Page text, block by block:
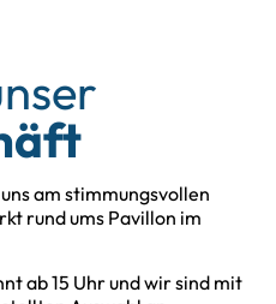
am stimmungsvollen
rund ums Pavillon im
ab 15 Uhr und wir sind mit